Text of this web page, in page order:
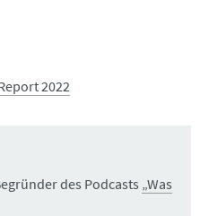
2022
des Podcasts „Was